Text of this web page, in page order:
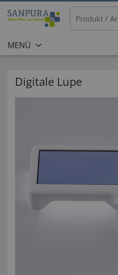
MENÜ
Digitale Lupe